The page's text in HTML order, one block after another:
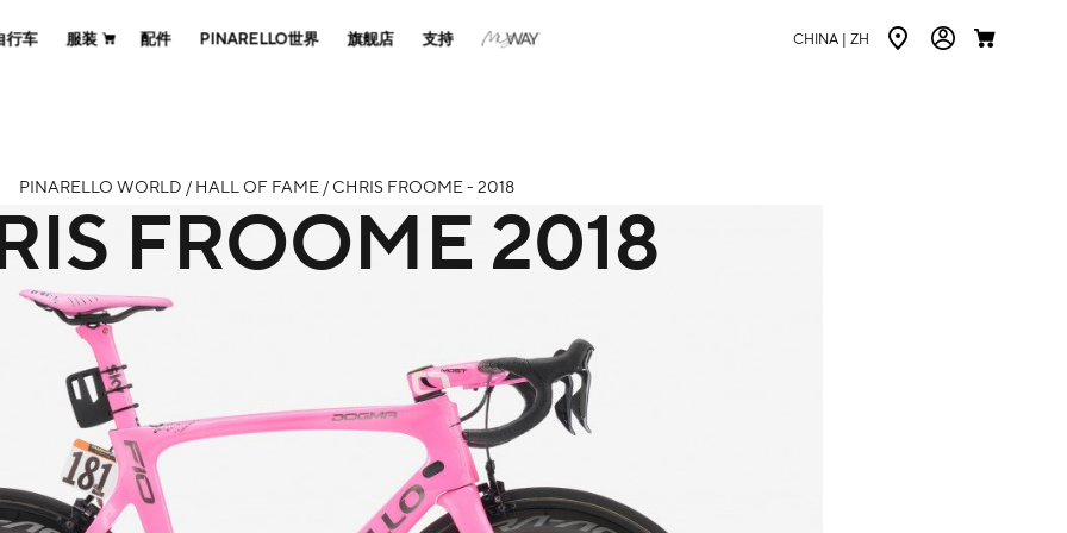
行车 服装 配件 PINARELLO世界 旗舰店 支持 CHINA | ZH
PINARELLO WORLD / HALL OF FAME / CHRIS FROOME - 2018
FROOME 2018